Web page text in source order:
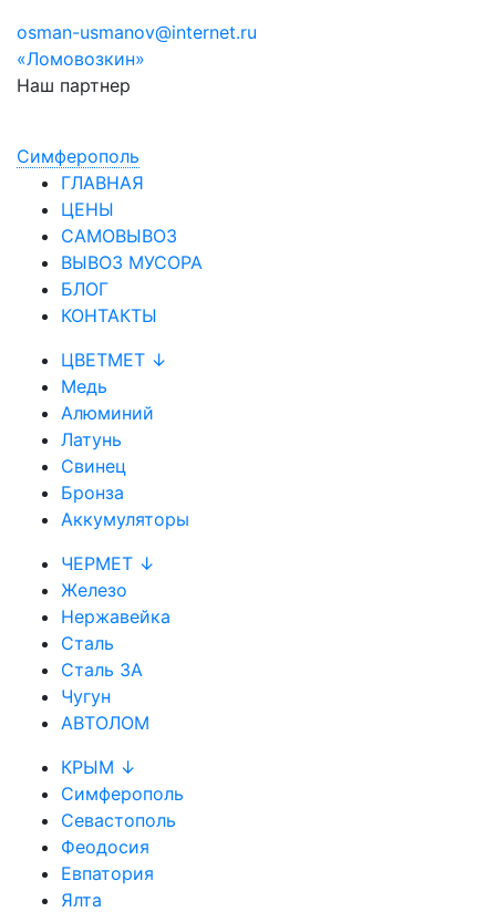
osman-usmanov@internet.ru
«Ломовозкин»
Наш партнер
Симфepoпoль
ГЛАВНАЯ
ЦЕНЫ
САМОВЫВОЗ
ВЫВОЗ МУСОРА
БЛОГ
КОНТАКТЫ
ЦВЕТМЕТ ↓
Медь
Алюминий
Латунь
Свинец
Бронза
Аккумуляторы
ЧЕРМЕТ ↓
Железо
Нержавейка
Сталь
Сталь 3А
Чугун
АВТОЛОМ
КРЫМ ↓
Симферополь
Севастополь
Феодосия
Евпатория
Ялта